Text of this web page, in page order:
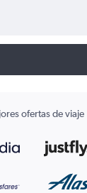
ofertas de viaje